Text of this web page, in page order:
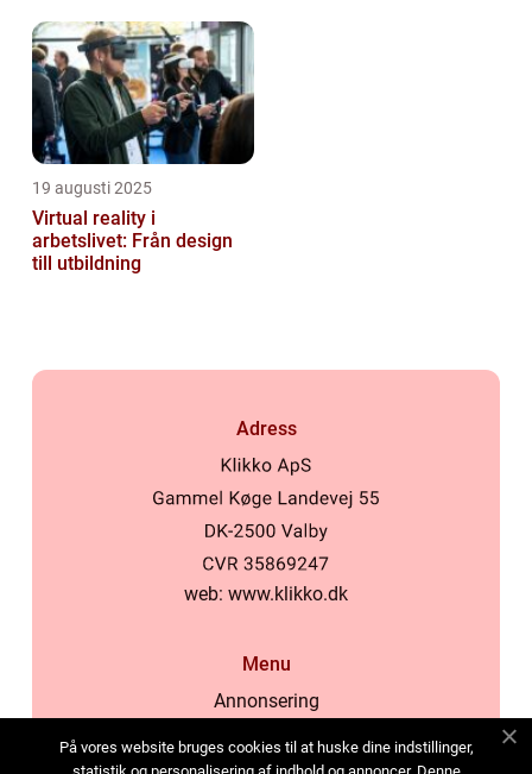
19 augusti 2025
Virtual reality i
arbetslivet: Från design
till utbildning
Adress
web: www.klikko.dk
Menu
Annonsering
Cookies
På vores website bruges cookies til at huske dine indstillinger,